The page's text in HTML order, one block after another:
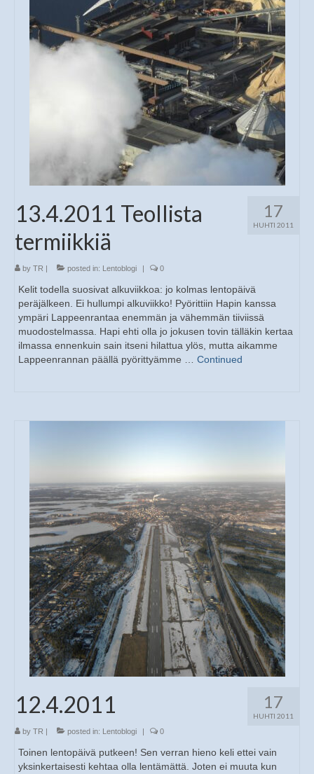
17
HUHTI 2011
13.4.2011 Teollista
termiikkiä
by TR | posted in: Lentoblogi | 0
Kelit todella suosivat alkuviikkoa: jo kolmas lentopäivä
peräjälkeen. Ei hullumpi alkuviikko! Pyörittiin Hapin kanssa
ympäri Lappeenrantaa enemmän ja vähemmän tiiviissä
muodostelmassa. Hapi ehti olla jo jokusen tovin tälläkin kertaa
ilmassa ennenkuin sain itseni hilattua ylös, mutta aikamme
Lappeenrannan päällä pyörittyämme … Continued
17
HUHTI 2011
12.4.2011
by TR posted in: Lentoblogi 0
Toinen lentopäivä putkeen! Sen verran hieno keli ettei vain
yksinkertaisesti kehtaa olla lentämättä. Joten ei muuta kun